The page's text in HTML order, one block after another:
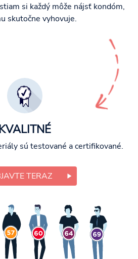
si každý môže nájsť kondóm,
skutočne vyhovuje.
sú testované a certifikované.
TERAZ